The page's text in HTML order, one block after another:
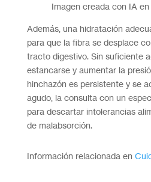
Imagen creada con IA en
Además, una hidratación
para que la fibra se desplace
tracto digestivo. Sin suficiente
estancarse y aumentar la
hinchazón es persistente y se
agudo, la consulta con un
para descartar intolerancias
de malabsorción.
Información relacionada en